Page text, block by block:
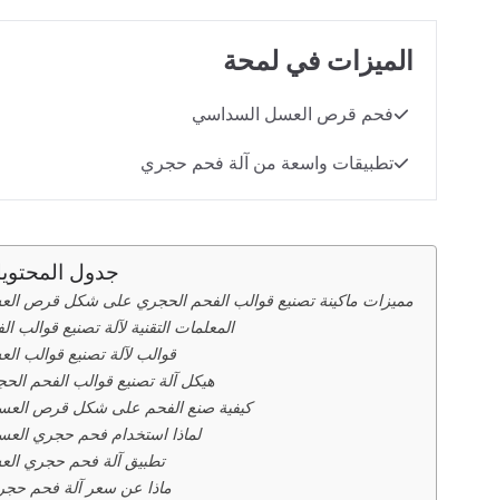
الميزات في لمحة
فحم قرص العسل السداسي
تطبيقات واسعة من آلة فحم حجري
جدول
مميزات ماكينة تصنيع قوالب الفحم الحجري على شكل قرص
المعلمات التقنية لآلة تصنيع قوالب
قوالب لآلة تصنيع قوالب
هيكل آلة تصنيع قوالب الفحم
كيفية صنع الفحم على شكل قرص
لماذا استخدام فحم حجري
تطبيق آلة فحم حجري
ماذا عن سعر آلة فحم